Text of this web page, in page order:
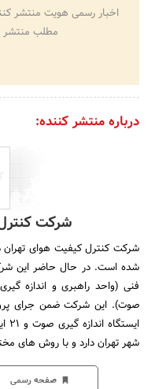
اخبار رسمی هویت منتشر
مطلب منتشر
درباره منتشر کننده:
شرکت
شده است. در حال حاضر این
فنی (واحد راهبری و اندازه
شهر تهران دارد و با روش های
صفحه رسمی